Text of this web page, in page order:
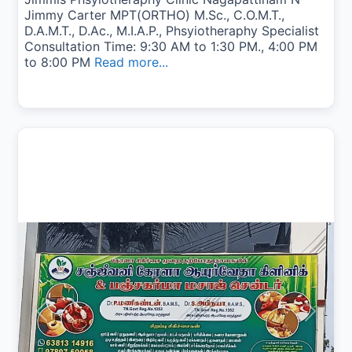
Jimmy Carter MPT(ORTHO) M.Sc., C.O.M.T.,
D.A.M.T., D.Ac., M.I.A.P., Phsyiotheraphy Specialist
Consultation Time: 9:30 AM to 1:30 PM., 4:00 PM
to 8:00 PM Read more...
Previous Next